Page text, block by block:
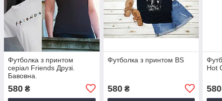
Футболка з принтом
серіал Friends Друзі.
Бавовна.
580 ₴
Футболка з принтом BS
580₴
Hot
580